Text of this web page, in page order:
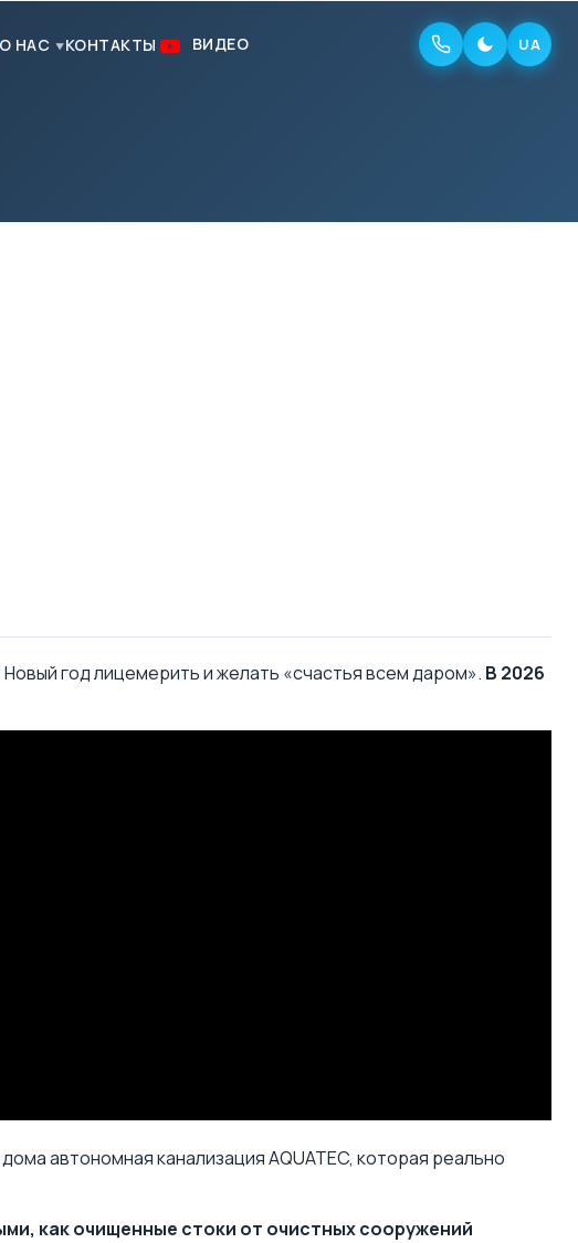
О НАС КОНТАКТЫ ВИДЕО UA
год лицемерить и желать «счастья всем даром». В 2026
автономная канализация AQUATEC, которая реально
как очищенные стоки от очистных сооружений